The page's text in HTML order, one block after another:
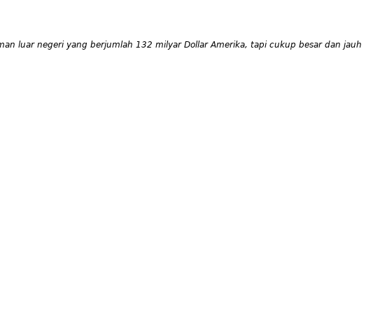
luar negeri yang berjumlah 132 milyar Dollar Amerika, tapi cukup besar dan jauh